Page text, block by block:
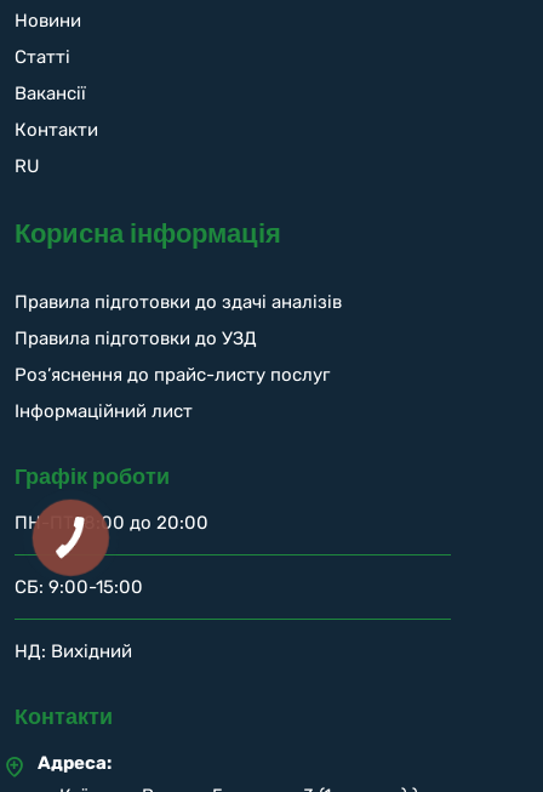
Новини
Статті
Вакансії
Контакти
RU
Корисна інформація
Правила підготовки до здачі аналізів
Правила підготовки до УЗД
Роз’яснення до прайс-листу послуг
Інформаційний лист
Графік роботи
ПН-ПТ: 8:00 до 20:00
СБ: 9:00-15:00
НД: Вихідний
Контакти
Адреса: